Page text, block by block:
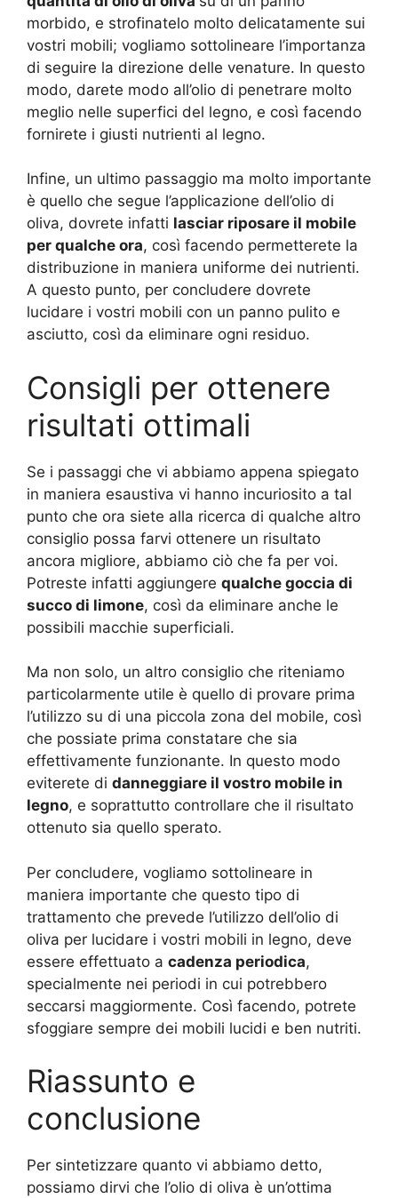
morbido, e strofinatelo molto delicatamente sui
vostri mobili; vogliamo sottolineare l’importanza
di seguire la direzione delle venature. In questo
modo, darete modo all’olio di penetrare molto
meglio nelle superfici del legno, e così facendo
fornirete i giusti nutrienti al legno.
Infine, un ultimo passaggio ma molto importante
è quello che segue l’applicazione dell’olio di
oliva, dovrete infatti lasciar riposare il mobile
per qualche ora, così facendo permetterete la
distribuzione in maniera uniforme dei nutrienti.
A questo punto, per concludere dovrete
lucidare i vostri mobili con un panno pulito e
asciutto, così da eliminare ogni residuo.
Consigli per ottenere
risultati ottimali
Se i passaggi che vi abbiamo appena spiegato
in maniera esaustiva vi hanno incuriosito a tal
punto che ora siete alla ricerca di qualche altro
consiglio possa farvi ottenere un risultato
ancora migliore, abbiamo ciò che fa per voi.
Potreste infatti aggiungere qualche goccia di
succo di limone, così da eliminare anche le
possibili macchie superficiali.
Ma non solo, un altro consiglio che riteniamo
particolarmente utile è quello di provare prima
l’utilizzo su di una piccola zona del mobile, così
che possiate prima constatare che sia
effettivamente funzionante. In questo modo
eviterete di danneggiare il vostro mobile in
legno, e soprattutto controllare che il risultato
ottenuto sia quello sperato.
Per concludere, vogliamo sottolineare in
maniera importante che questo tipo di
trattamento che prevede l’utilizzo dell’olio di
oliva per lucidare i vostri mobili in legno, deve
essere effettuato a cadenza periodica,
specialmente nei periodi in cui potrebbero
seccarsi maggiormente. Così facendo, potrete
sfoggiare sempre dei mobili lucidi e ben nutriti.
Riassunto e
conclusione
Per sintetizzare quanto vi abbiamo detto,
possiamo dirvi che l’olio di oliva è un’ottima